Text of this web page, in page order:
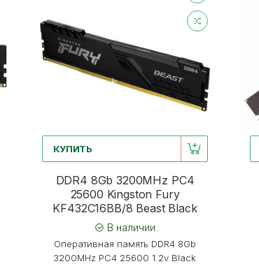
КУПИТЬ
DDR4 8Gb 3200MHz PC4
25600 Kingston Fury
KF432C16BB/8 Beast Black
В наличии
Оперативная память DDR4 8Gb
3200MHz PC4 25600 1.2v Black